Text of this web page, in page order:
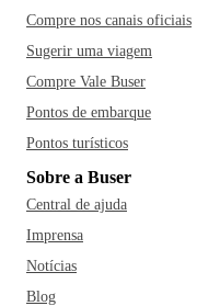
Compre nos canais oficiais
Sugerir uma viagem
Compre Vale Buser
Pontos de embarque
Pontos turísticos
Sobre a Buser
Central de ajuda
Imprensa
Notícias
Blog